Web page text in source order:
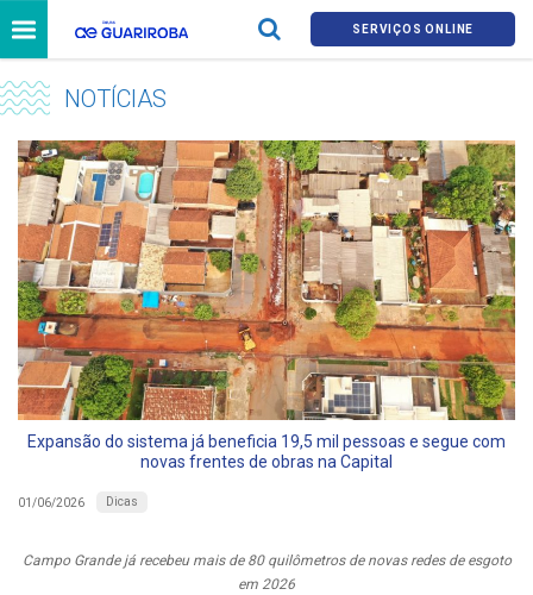
SERVIÇOS ONLINE
NOTÍCIAS
Expansão do sistema já beneficia 19,5 mil pessoas e segue com
novas frentes de obras na Capital
01/06/2026 Dicas
Campo Grande já recebeu mais de 80 quilômetros de novas redes de esgoto
em 2026